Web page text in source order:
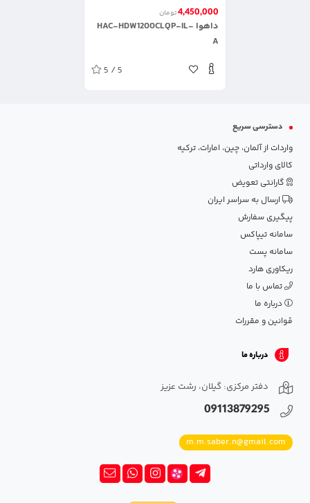
4,450,000تومان
داهوا HAC-HDW1200CLQP-IL-
A
5 / 5
دسترسی سریع
واردات از آلمان، چین، امارات، ترکیه
کالای وارداتی
گارانتی تعویض
ارسال به سراسر ایران
پیگیری سفارش
سامانه تیپاکس
سامانه پست
ریکاوری هارد
تماس با ما
درباره ما
قوانین و مقررات
درباره ما
دفتر مرکزی: گیلان، رشت عزیز
09113879295
m.m.saber.n@gmail.com